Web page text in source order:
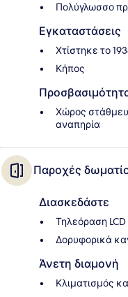
Πολύγλωσσο
Εγκαταστάσεις
Χτίστηκε το
Κήπος
Χώρος
αναπηρία
Παροχές
Διασκεδάστε
Τηλεόραση LCD
Δορυφορικά
Άνετη διαμονή
Κλιματισμός